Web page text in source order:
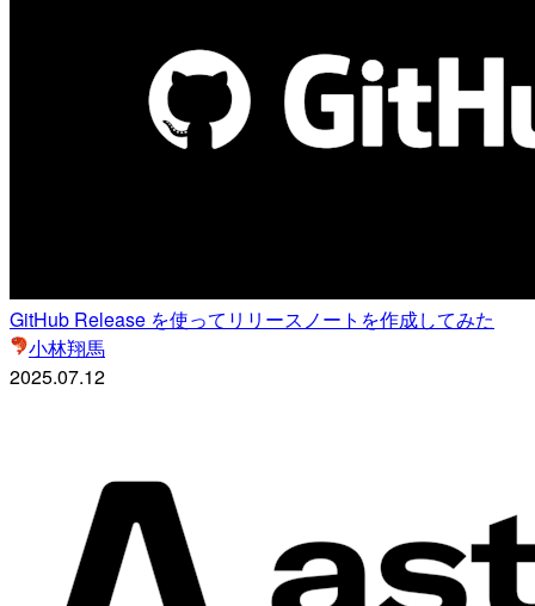
GitHub Release を使ってリリースノートを作成してみた
小林翔馬
2025.07.12